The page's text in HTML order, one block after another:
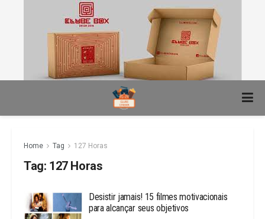
Home Tag 127 Horas
Tag: 127 Horas
Desistir jamais! 15 filmes motivacionais
para alcançar seus objetivos